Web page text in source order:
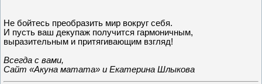
Не бойтесь преобразить мир вокруг себя.
И пусть ваш декупаж получится гармоничным,
выразительным и притягивающим взгляд!
Всегда с вами,
Сайт «Акуна матата» и Екатерина Шлыкова